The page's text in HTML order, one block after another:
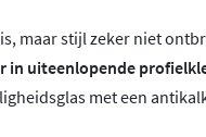
maar stijl zeker niet
in uiteenlopende
met een